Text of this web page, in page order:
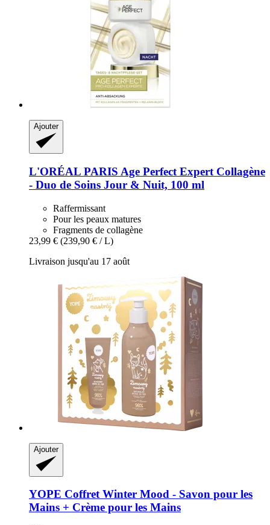
Ajouter
L'ORÉAL PARIS Age Perfect Expert Collagène
-​ Duo de Soins Jour & Nuit, 100 ml
Raffermissant
Pour les peaux matures
Fragments de collagène
23,99 € (239,90 € / L)
Livraison jusqu'au 17 août
Ajouter
YOPE Coffret Winter Mood -​ Savon pour les
Mains + Crème pour les Mains